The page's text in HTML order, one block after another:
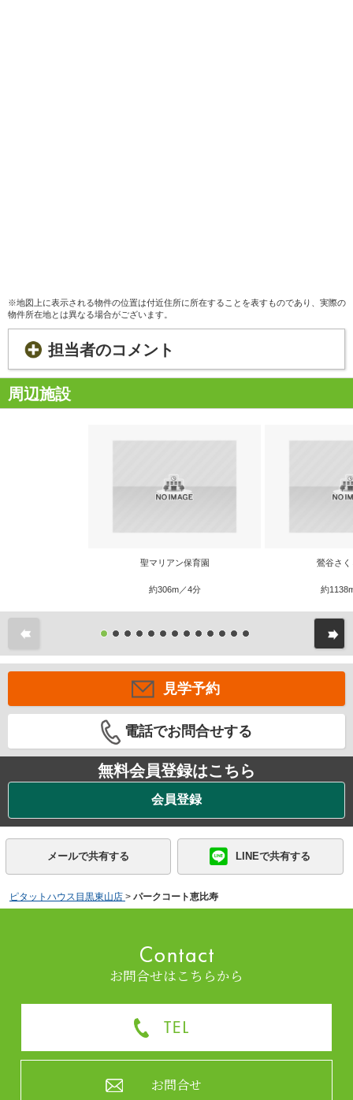
※地図上に表示される物件の位置は付近住所に所在することを表すものであり、実際の
物件所在地とは異なる場合がございます。
担当者のコメント
周辺施設
聖マリアン保育園
約306m／4分
鶯谷さ
約
見学予約
電話でお問合せする
無料会員登録はこちら
会員登録
メールで共有する LINEで共有する
ピタットハウス目黒東山店 > パークコート恵比寿
お問合せはこちらから
お問合せ